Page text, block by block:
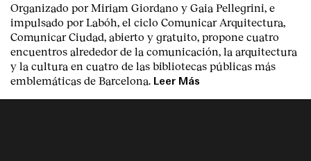
Organizado por Miriam Giordano y Gaia Pellegrini, e
impulsado por Labóh, el ciclo Comunicar Arquitectura,
Comunicar Ciudad, abierto y gratuito, propone cuatro
encuentros alrededor de la comunicación, la arquitectura
y la cultura en cuatro de las bibliotecas públicas más
emblemáticas de Barcelona. Leer Más